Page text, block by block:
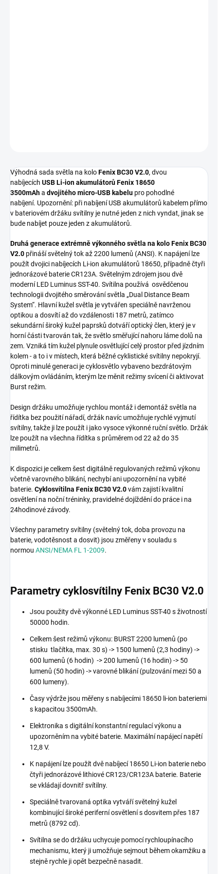
Výhodná sada světla na koloFenix BC30 V2.0, dvou
nabíjecích USB Li-ion akumulátorů Fenix 18650
3500mAha dvojitého micro-USB kabelu pro pohodlné
nabíjení. Upozornění: při nabíjení USB akumulátorů kabelem přímo
v bateriovém držáku svítilny je nutné jeden z nich vyndat, jinak se
bude nabíjet pouze jeden z akumulátorů.
Druhá generace extrémně výkonného světla na kolo Fenix BC30
V2.0 přináší světelný tok až 2200 lumenů (ANSI). K napájení lze
použít dvojici nabíjecích Li-ion akumulátorů 18650, případně čtyři
jednorázové baterie CR123A. Světelným zdrojem jsou dvě
moderní LED Luminus SST-40. Svítilna používá osvědčenou
technologii dvojitého směrování světla „Dual Distance Beam
System“. Hlavní kužel světla je vytvářen speciálně navrženou
optikou a dosvítí až do vzdálenosti 187 metrů, zatímco
sekundární široký kužel paprsků dotváří optický člen, který je v
horní části tvarován tak, že světlo směřující nahoru láme dolů na
zem. Vzniká tím kužel plynule osvětlující celý prostor před jízdním
kolem - a to i v místech, která běžné cyklistické svítilny nepokryjí.
Oproti minulé generaci je cyklosvětlo vybaveno bezdrátovým
dálkovým ovládáním, kterým lze měnit režimy svícení či aktivovat
Burst režim.
Design držáku umožňuje rychlou montáž i demontáž světla na
řídítka bez použití nářadí, držák navíc umožňuje rychlé vyjmutí
svítilny, takže ji lze použít i jako vysoce výkonné ruční světlo. Držák
lze použít na všechna řídítka s průměrem od 22 až do 35
milimetrů.
K dispozici je celkem šest digitálně regulovaných režimů výkonu
včetně varovného blikání, nechybí ani upozornění na vybité
baterie. Cyklosvítilna Fenix BC30 V2.0vám zajistí kvalitní
osvětlení na noční tréninky, pravidelné dojíždění do práce i na
24hodinové závody.
Všechny parametry svítilny (světelný tok, doba provozu na
baterie, vodotěsnost a dosvit) jsou změřeny v souladu s
normou ANSI/NEMA FL 1-2009.
Parametry cyklosvítilny Fenix BC30 V2.0
Jsou použity dvě výkonné LED Luminus SST-40 s životností
50000 hodin.
Celkem šest režimů výkonu: BURST 2200 lumenů (po
stisku tlačítka, max. 30 s) -> 1500 lumenů (2,3 hodiny) ->
600 lumenů (6 hodin) -> 200 lumenů (16 hodin) -> 50
lumenů (50 hodin) -> varovné blikání (pulzování mezi 50 a
600 lumeny).
Časy výdrže jsou měřeny s nabíjecími 18650 li-ion bateriemi
s kapacitou 3500mAh.
Elektronika s digitální konstantní regulací výkonu a
upozorněním na vybité baterie. Maximální napájecí napětí
12,8 V.
K napájení lze použít dvě nabíjecí 18650 Li-ion baterie nebo
čtyři jednorázové lithiové CR123/CR123A baterie. Baterie
se vkládají dovnitř svítilny.
Speciálně tvarovaná optika vytváří světelný kužel
kombinující široké periferní osvětlení s dosvitem přes 187
metrů (8792 cd).
Svítilna se do držáku uchycuje pomocí rychloupínacího
mechanismu, který ji umožňuje sejmout během okamžiku a
stejně rychle ji opět bezpečně nasadit.